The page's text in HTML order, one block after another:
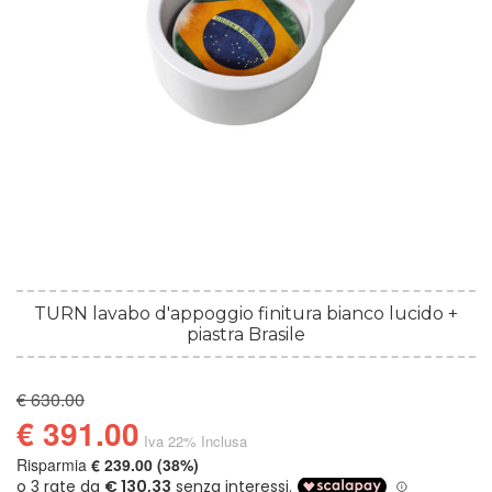
TURN lavabo d'appoggio finitura bianco lucido +
piastra Brasile
€ 630.00
€ 391.00 Iva 22% Inclusa
Risparmia € 239.00 (38%)